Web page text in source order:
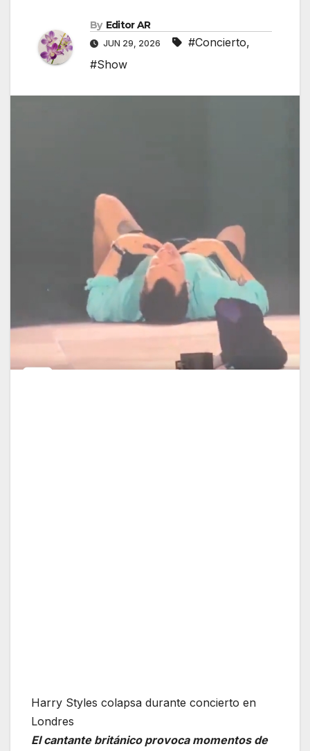
By Editor AR
JUN 29, 2026 #Concierto,
#Show
Harry Styles colapsa durante concierto en
Londres
El cantante británico provoca momentos de